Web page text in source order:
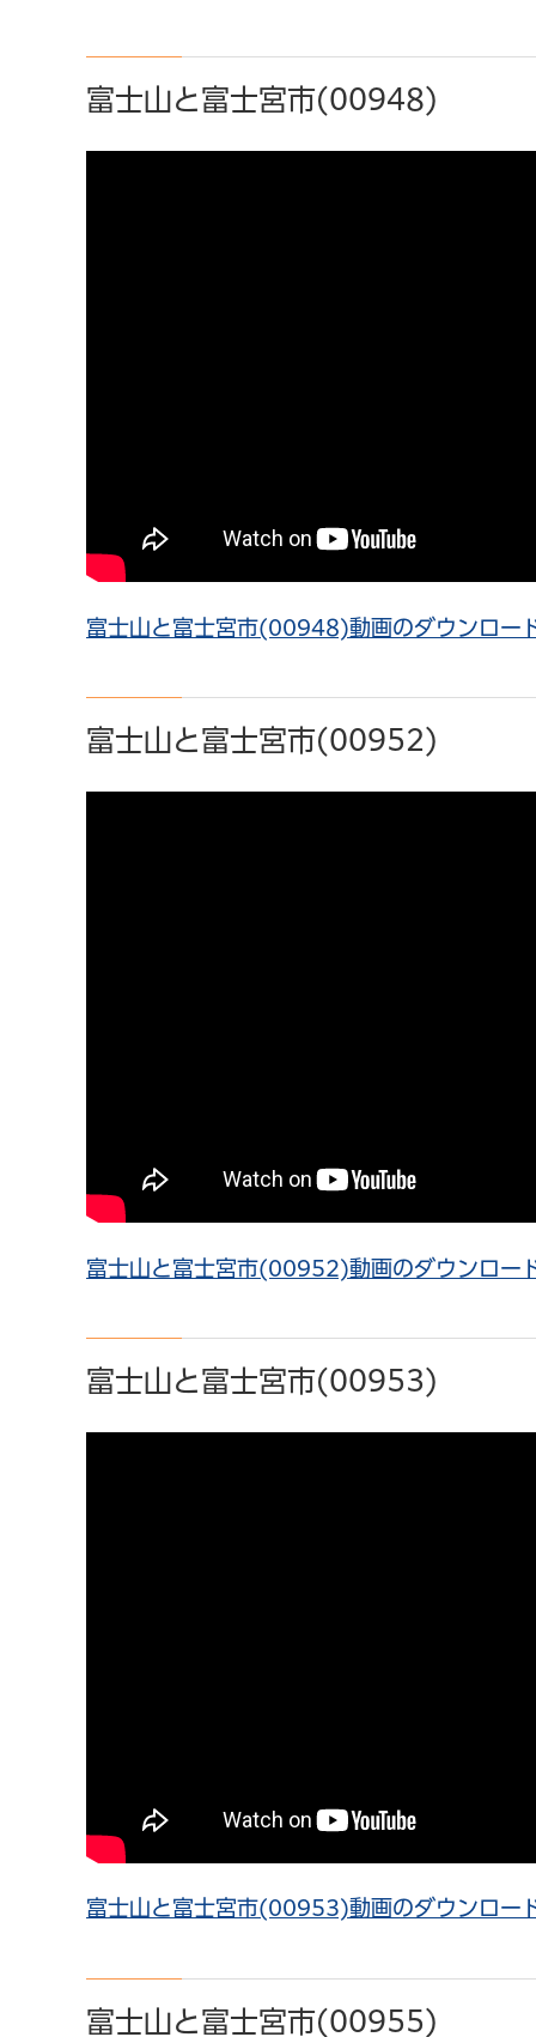
富士山と富士宮市(00948)
富士山と富士宮市(00948)動画のダウンロー
富士山と富士宮市(00952)
富士山と富士宮市(00952)動画のダウンロー
富士山と富士宮市(00953)
富士山と富士宮市(00953)動画のダウンロー
富士山と富士宮市(00955)